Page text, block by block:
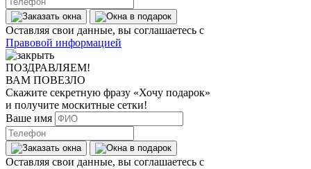
Оставляя свои данные, вы соглашаетесь с
Правовой информацией
ПОЗДРАВЛЯЕМ!
ВАМ ПОВЕЗЛО
Скажите секретную фразу «Хочу подарок»
и получите москитные сетки!
Ваше имя
Оставляя свои данные, вы соглашаетесь с